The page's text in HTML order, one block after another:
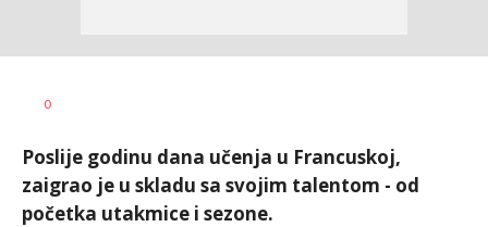
AUTOR
0
Poslije godinu dana učenja u Francuskoj,
zaigrao je u skladu sa svojim talentom - od
početka utakmice i sezone.